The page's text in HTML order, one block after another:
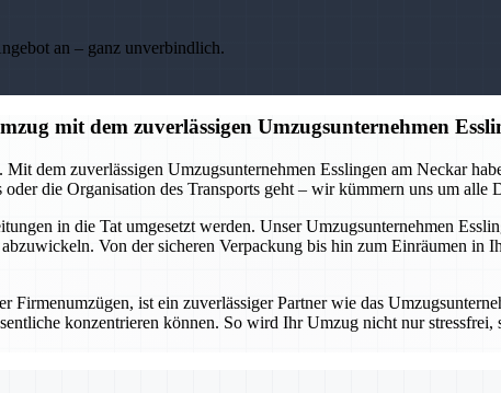
an – ganz unverbindlich.
mit dem zuverlässigen Umzugsunternehmen
dem zuverlässigen Umzugsunternehmen Esslingen am Neckar
die Organisation des Transports geht – wir kümmern uns um alle
in die Tat umgesetzt werden. Unser Umzugsunternehmen
Von der sicheren Verpackung bis hin zum Einräumen in
Firmenumzügen, ist ein zuverlässiger Partner wie das
konzentrieren können. So wird Ihr Umzug nicht nur